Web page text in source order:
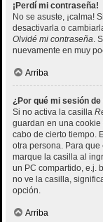
¡Perdí mi contraseña!
No se asuste, ¡calma!
desactivarla o
Olvidé mi contraseña.
nuevamente en muy
Arriba
¿Por qué mi sesión
Si no activa la casilla
guardan en una
cabo de cierto tiempo.
otra persona. Para
marque la casilla al
un PC compartido, e.j.
no ve la casilla,
opción.
Arriba